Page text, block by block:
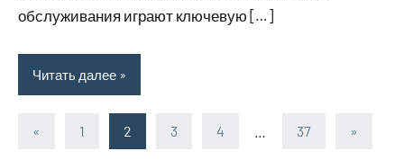
обслуживания играют ключевую […]
Читать далее
«
Предыдущие
1 2 3 4 37 »